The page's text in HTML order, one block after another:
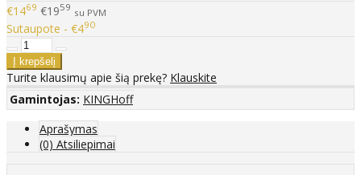
€1469 €1959 su PVM
Sutaupote - €490
Turite klausimų apie šią prekę? Klauskite
Gamintojas: KINGHoff
Aprašymas
(0) Atsiliepimai